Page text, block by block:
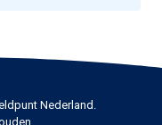
Nederland.